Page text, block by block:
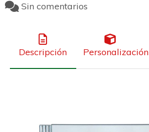
Sin comentarios
Descripción Personalización